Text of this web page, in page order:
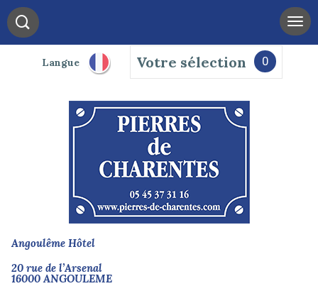
Langue Votre sélection 0
Angoulême Hôtel
20 rue de l’Arsenal
16000 ANGOULEME